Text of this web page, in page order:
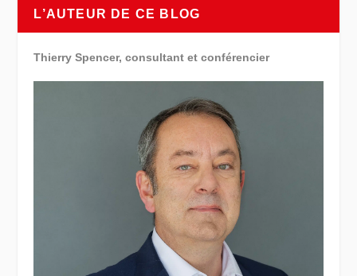
L’AUTEUR DE CE BLOG
Thierry Spencer, consultant et conférencier